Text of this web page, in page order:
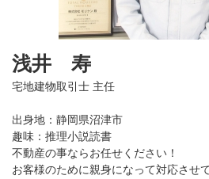
浅井 寿
宅地建物取引士 主任
出身地：静岡県沼津市
趣味：推理小説読書
不動産の事ならお任せください！
お客様のために親身になって対応させ